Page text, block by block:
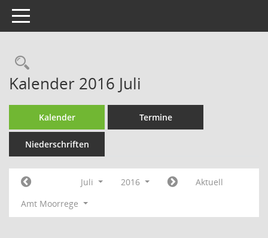
Toggle navigation
Rechercheauswahl
Kalender 2016 Juli
Kalender Termine
Niederschriften
Juli 2016
Aktuell
Amt Moorrege